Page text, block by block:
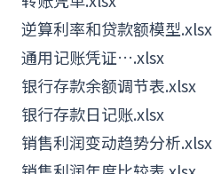
逆算利率和贷款额模型.xlsx
通用记账凭证….xlsx
银行存款余额调节表.xlsx
银行存款日记账.xlsx
销售利润变动趋势分析.xlsx